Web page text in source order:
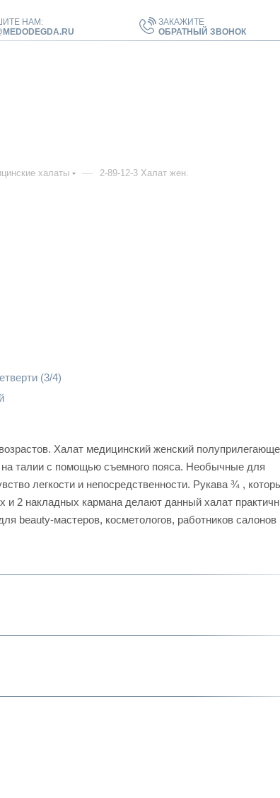
НАМ:
ЗАКАЖИТЕ
ОБРАТНЫЙ ЗВОНОК
халаты — 2-89-12-3 Халат жен.
(3/4)
Халат медицинский женский
талии с помощью съемного пояса. Необычные для
легкости и непосредственности. Рукава ¾ ,
и 2 накладных кармана делают данный халат
beauty-мастеров, косметологов, работников салонов